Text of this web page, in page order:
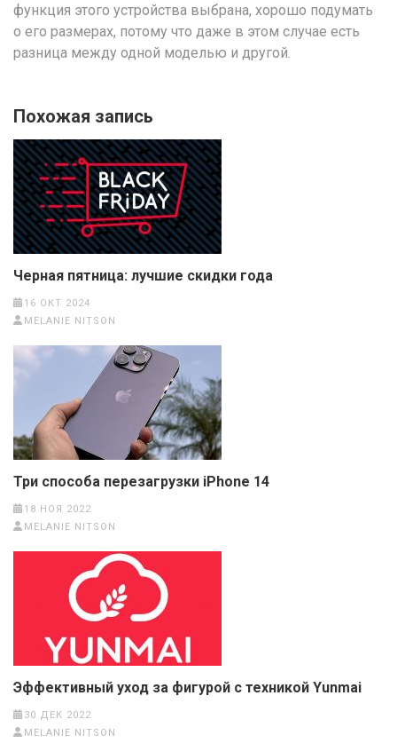
функция этого устройства выбрана, хорошо подумать
о его размерах, потому что даже в этом случае есть
разница между одной моделью и другой.
Похожая запись
Черная пятница: лучшие скидки года
16 ОКТ 2024
MELANIE NITSON
Три способа перезагрузки iPhone 14
18 НОЯ 2022
MELANIE NITSON
Эффективный уход за фигурой с техникой Yunmai
30 ДЕК 2022
MELANIE NITSON